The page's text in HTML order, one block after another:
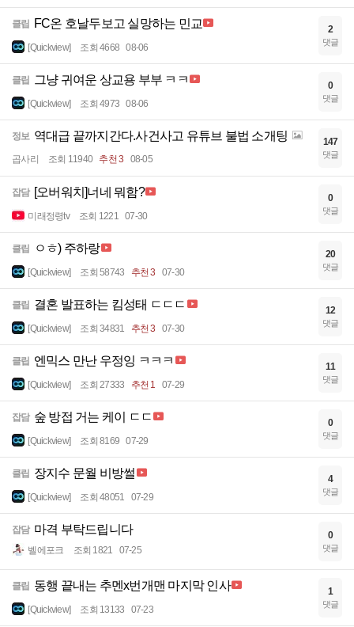
클립 FC온 호날두보고 실망하는 민교
[Quickview] 조회 4668 08-06
2
댓글
클립 그냥 귀여운 상교용 부부 ㅋㅋ
[Quickview] 조회 4973 08-06
0
댓글
정보 역대급 끝까지간다.사건사고 유튜브 불법 소개팅
곱사리 조회 11940 추천 3 08-05
147
댓글
잡담 [오버워치]너네 뭐함?
미래정령tv 조회 1221 07-30
0
댓글
클립 ㅇㅎ) 주하랑
[Quickview] 조회 58743 추천 3 07-30
20
댓글
클립 결혼 발표하는 킴성태 ㄷㄷㄷ
[Quickview] 조회 34831 추천 3 07-30
12
댓글
클립 엔믹스 만난 우정잉 ㅋㅋㅋ
[Quickview] 조회 27333 추천 1 07-29
11
댓글
잡담 숲 방접 거는 케이 ㄷㄷ
[Quickview] 조회 8169 07-29
0
댓글
클립 장지수 문월 비방썰
[Quickview] 조회 48051 07-29
4
댓글
잡담 마격 부탁드립니다
벨에포크 조회 1821 07-25
0
댓글
클립 동행 끝내는 추멘x번개맨 마지막 인사
[Quickview] 조회 13133 07-23
1
댓글